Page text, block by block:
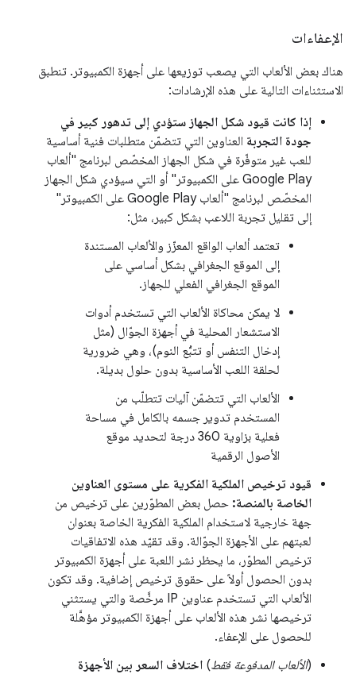
الإعفاءات
هناك بعض الألعاب التي يصعب توزيعها على أجهزة الكمبيوتر. تنطبق
الاستثناءات التالية على هذه الإرشادات:
إذا كانت قيود شكل الجهاز ستؤدي إلى تدهور كبير في
جودة التجربة العناوين التي تتضمّن متطلبات فنية أساسية
للعب غير متوفّرة في شكل الجهاز المخصّص لبرنامج "ألعاب
Google Play على الكمبيوتر" أو التي سيؤدي شكل الجهاز
المخصّص لبرنامج "ألعاب Google Play على الكمبيوتر"
إلى تقليل تجربة اللاعب بشكل كبير، مثل:
تعتمد ألعاب الواقع المعزّز والألعاب المستندة
إلى الموقع الجغرافي بشكل أساسي على
الموقع الجغرافي الفعلي للجهاز.
لا يمكن محاكاة الألعاب التي تستخدم أدوات
الاستشعار المحلية في أجهزة الجوّال (مثل
إدخال التنفس أو تتبُّع النوم)، وهي ضرورية
لحلقة اللعب الأساسية بدون حلول بديلة.
الألعاب التي تتضمّن آليات تتطلّب من
المستخدم تدوير جسمه بالكامل في مساحة
فعلية بزاوية 360 درجة لتحديد موقع
الأصول الرقمية
قيود ترخيص الملكية الفكرية على مستوى العناوين
الخاصة بالمنصة: حصل بعض المطوّرين على ترخيص من
جهة خارجية لاستخدام الملكية الفكرية الخاصة بعنوان
لعبتهم على الأجهزة الجوّالة. وقد تقيّد هذه الاتفاقيات
ترخيص المطوّر، ما يحظر نشر اللعبة على أجهزة الكمبيوتر
بدون الحصول أولاً على حقوق ترخيص إضافية. وقد تكون
الألعاب التي تستخدم عناوين IP مرخَّصة والتي يستثني
ترخيصها نشر هذه الألعاب على أجهزة الكمبيوتر مؤهَّلة
للحصول على الإعفاء.
(الألعاب المدفوعة فقط) اختلاف السعر بين الأجهزة